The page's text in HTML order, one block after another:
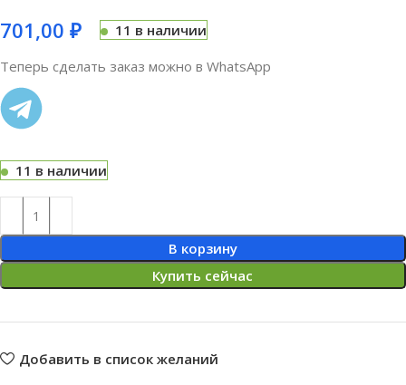
701,00 ₽
11 в наличии
Теперь сделать заказ можно в WhatsApp
11 в наличии
В корзину
Купить сейчас
Добавить в список желаний